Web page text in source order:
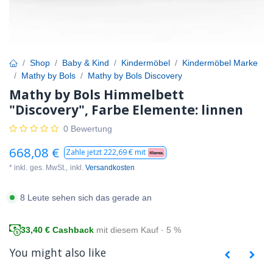
Shop Baby & Kind Kindermöbel
Kindermöbel Marke
Mathy by Bols
Mathy by Bols Discovery
Mathy by Bols Himmelbett
"Discovery", Farbe Elemente: linnen
0 Bewertung
668,08 € Zahle jetzt222,69€ mit
* inkl. ges. MwSt., inkl. Versandkosten
8 Leute sehen sich das gerade an
33,40 € Cashback mit diesem Kauf · 5 %
You might also like